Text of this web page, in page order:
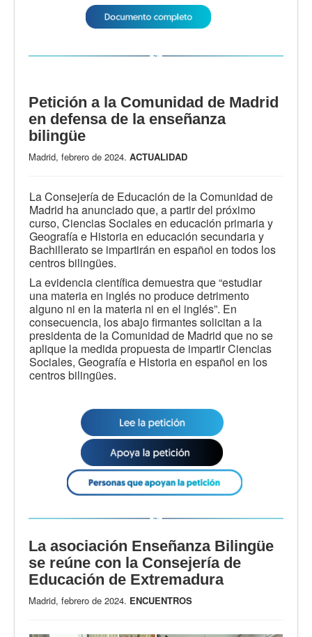
Petición a la Comunidad de Madrid
en defensa de la enseñanza
bilingüe
Madrid, febrero de 2024. ACTUALIDAD
La Consejería de Educación de la Comunidad de
Madrid ha anunciado que, a partir del próximo
curso, Ciencias Sociales en educación primaria y
Geografía e Historia en educación secundaria y
Bachillerato se impartirán en español en todos los
centros bilingües.
La evidencia científica demuestra que “estudiar
una materia en inglés no produce detrimento
alguno ni en la materia ni en el inglés”. En
consecuencia, los abajo firmantes solicitan a la
presidenta de la Comunidad de Madrid que no se
aplique la medida propuesta de impartir Ciencias
Sociales, Geografía e Historia en español en los
centros bilingües.
La asociación Enseñanza Bilingüe
se reúne con la Consejería de
Educación de Extremadura
Madrid, febrero de 2024. ENCUENTROS